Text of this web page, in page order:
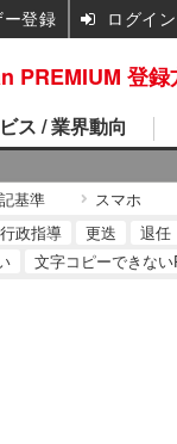
ス / 業界動向
基準 スマホ
行政指導 更迭 退任
文字コピーできな
PREMIUM 登録
ー登録 ログイン